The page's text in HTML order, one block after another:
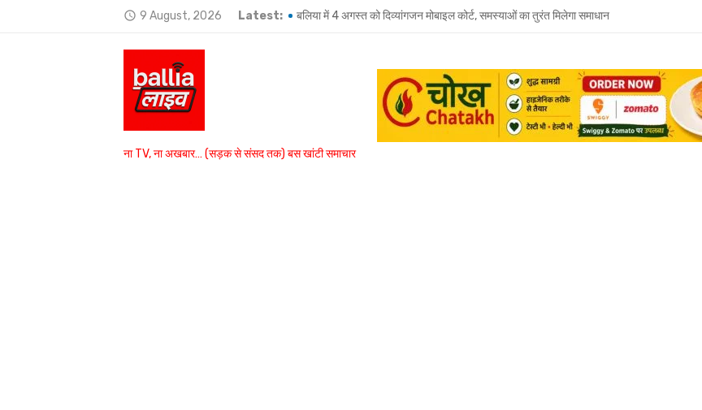
access_time 9 August, 2026 Latest: बलिया में 4 अगस्त को दिव्यांगजन मोबाइल कोर्ट, समस्याओं का तुरंत मिलेगा समाधान
हजारों लोगों की मौजूदगी में उमाशंकर सिंह को अंतिम विदाई, बेटे प्रिंस युकेश देंगे मुखाग्नि
बयासी घाट पर शुक्रवार को होगा उमाशंकर सिंह का अंतिम संस्कार, दुकानें बंद कर व्यापारियों ने दी श्रद्धांजलि
आखिरी बार ऑनलाइन विधानसभा से जुड़े थे उमाशंकर सिंह, पूरे सदन ने की थी जल्द स्वस्थ होने की कामना
ना TV, ना अखबार… (सड़क से संसद तक) बस खांटी समाचार